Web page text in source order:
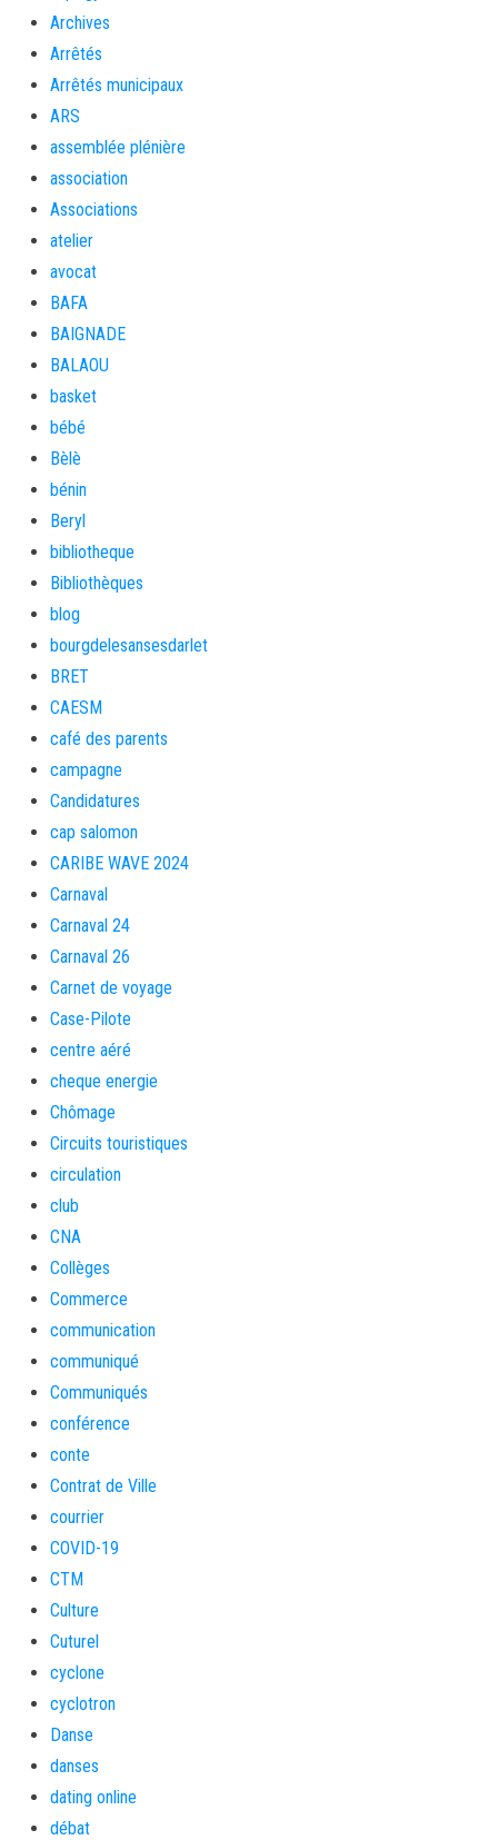
Archives
Arrêtés
Arrêtés municipaux
ARS
assemblée plénière
association
Associations
atelier
avocat
BAFA
BAIGNADE
BALAOU
basket
bébé
Bèlè
bénin
Beryl
bibliotheque
Bibliothèques
blog
bourgdelesansesdarlet
BRET
CAESM
café des parents
campagne
Candidatures
cap salomon
CARIBE WAVE 2024
Carnaval
Carnaval 24
Carnaval 26
Carnet de voyage
Case-Pilote
centre aéré
cheque energie
Chômage
Circuits touristiques
circulation
club
CNA
Collèges
Commerce
communication
communiqué
Communiqués
conférence
conte
Contrat de Ville
courrier
COVID-19
CTM
Culture
Cuturel
cyclone
cyclotron
Danse
danses
dating online
débat